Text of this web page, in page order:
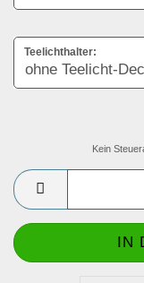
Teelichthalter:
Kein